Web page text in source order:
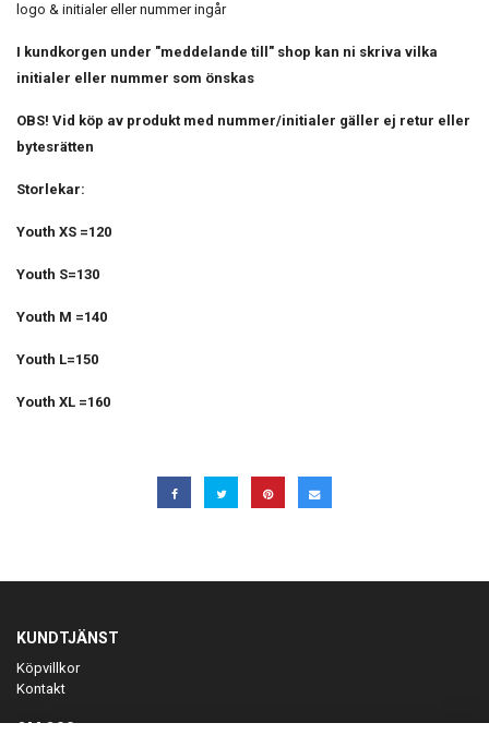
logo & initialer eller nummer ingår
I kundkorgen under "meddelande till" shop kan ni skriva vilka
initialer eller nummer som önskas
OBS! Vid köp av produkt med nummer/initialer gäller ej retur eller
bytesrätten
Storlekar:
Youth XS =120
Youth S=130
Youth M =140
Youth L=150
Youth XL =160
KUNDTJÄNST
Köpvillkor
Kontakt
OM OSS